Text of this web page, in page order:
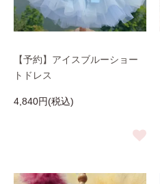
【予約】アイスブルーショー
トドレス
4,840円(税込)